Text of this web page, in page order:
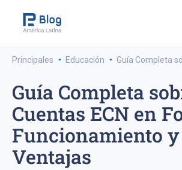
Principales · Educación · Guía Completa
Guía Completa
Cuentas ECN en
Funcionamiento y
Ventajas